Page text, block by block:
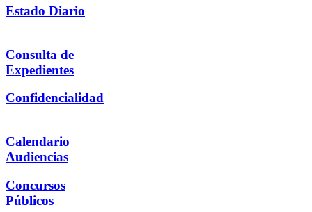
Estado Diario
Consulta de
Expedientes
Confidencialidad
Calendario
Audiencias
Concursos
Públicos